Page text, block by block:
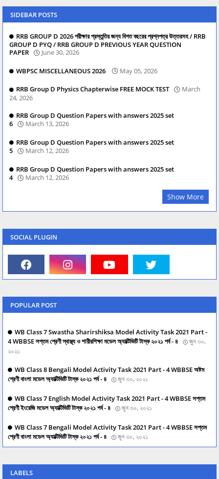
SIDEBAR POSTS
RRB GROUP D 2026 পরীক্ষার প্রস্তুতির জন্য বিগত বছরের প্রশ্নপত্র উত্তরসহ / RRB
GROUP D PYQ / RRB GROUP D PREVIOUS YEAR QUESTION
PAPER
June 30, 2026
WBPSC MISCELLANEOUS 2026 May 05, 2026
RRB Group D Physics Chapterwise FREE MOCK TEST
March
24, 2026
RRB Group D Question Papers with answers 2025 set
6
March 13, 2026
RRB Group D Question Papers with answers 2025 set
5
March 12, 2026
RRB Group D Question Papers with answers 2025 set
4
March 12, 2026
Show More
SOCIAL PLUGIN
POPULAR POST
WB Class 7 Swastha Sharirshiksa Model Activity Task 2021 Part -
4 WBBSE সপ্তম শ্রেণী স্বাস্থ্য ও শারীরশিক্ষা মডেল অ্যাক্টিভিটি টাস্ক ২০২১ পর্ব - ৪
জুন ৩০,
২০২১
WB Class 8 Bengali Model Activity Task 2021 Part - 4 WBBSE অষ্টম
শ্রেণী বাংলা মডেল অ্যাক্টিভিটি টাস্ক ২০২১ পর্ব - ৪
জুন ৩০, ২০২১
WB Class 7 English Model Activity Task 2021 Part - 4 WBBSE সপ্তম
শ্রেণী ইংরেজি মডেল অ্যাক্টিভিটি টাস্ক ২০২১ পর্ব - ৪
জুন ৩০, ২০২১
WB Class 7 Bengali Model Activity Task 2021 Part - 4 WBBSE সপ্তম
শ্রেণী বাংলা মডেল অ্যাক্টিভিটি টাস্ক ২০২১ পর্ব - ৪
জুন ৩০, ২০২১
LABELS